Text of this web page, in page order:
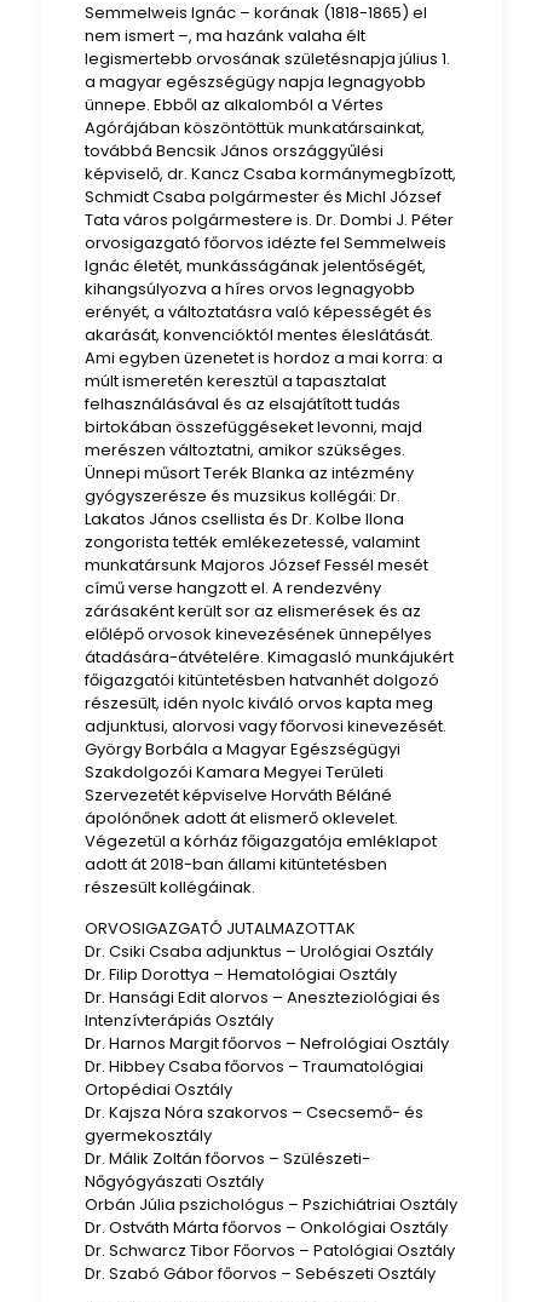
Semmelweis Ignác – korának (1818-1865) el
nem ismert –, ma hazánk valaha élt
legismertebb orvosának születésnapja július 1.
a magyar egészségügy napja legnagyobb
ünnepe. Ebből az alkalomból a Vértes
Agórájában köszöntöttük munkatársainkat,
továbbá Bencsik János országgyűlési
képviselő, dr. Kancz Csaba kormánymegbízott,
Schmidt Csaba polgármester és Michl József
Tata város polgármestere is. Dr. Dombi J. Péter
orvosigazgató főorvos idézte fel Semmelweis
Ignác életét, munkásságának jelentőségét,
kihangsúlyozva a híres orvos legnagyobb
erényét, a változtatásra való képességét és
akarását, konvencióktól mentes éleslátását.
Ami egyben üzenetet is hordoz a mai korra: a
múlt ismeretén keresztül a tapasztalat
felhasználásával és az elsajátított tudás
birtokában összefüggéseket levonni, majd
merészen változtatni, amikor szükséges.
Ünnepi műsort Terék Blanka az intézmény
gyógyszerésze és muzsikus kollégái: Dr.
Lakatos János csellista és Dr. Kolbe Ilona
zongorista tették emlékezetessé, valamint
munkatársunk Majoros József Fessél mesét
című verse hangzott el. A rendezvény
zárásaként került sor az elismerések és az
előlépő orvosok kinevezésének ünnepélyes
átadására-átvételére. Kimagasló munkájukért
főigazgatói kitüntetésben hatvanhét dolgozó
részesült, idén nyolc kiváló orvos kapta meg
adjunktusi, alorvosi vagy főorvosi kinevezését.
György Borbála a Magyar Egészségügyi
Szakdolgozói Kamara Megyei Területi
Szervezetét képviselve Horváth Béláné
ápolónőnek adott át elismerő oklevelet.
Végezetül a kórház főigazgatója emléklapot
adott át 2018-ban állami kitüntetésben
részesült kollégáinak.
ORVOSIGAZGATÓ JUTALMAZOTTAK
Dr. Csiki Csaba adjunktus – Urológiai Osztály
Dr. Filip Dorottya – Hematológiai Osztály
Dr. Hansági Edit alorvos – Aneszteziológiai és
Intenzívterápiás Osztály
Dr. Harnos Margit főorvos – Nefrológiai Osztály
Dr. Hibbey Csaba főorvos – Traumatológiai
Ortopédiai Osztály
Dr. Kajsza Nóra szakorvos – Csecsemő- és
gyermekosztály
Dr. Málik Zoltán főorvos – Szülészeti-
Nőgyógyászati Osztály
Orbán Júlia pszichológus – Pszichiátriai Osztály
Dr. Ostváth Márta főorvos – Onkológiai Osztály
Dr. Schwarcz Tibor Főorvos – Patológiai Osztály
Dr. Szabó Gábor főorvos – Sebészeti Osztály